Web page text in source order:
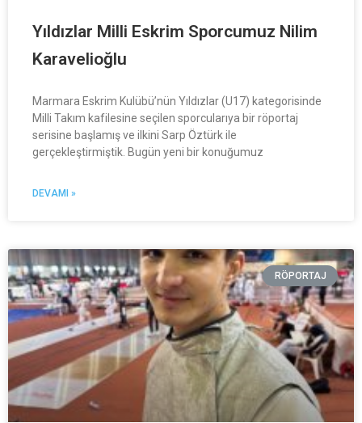
Yıldızlar Milli Eskrim Sporcumuz Nilim
Karavelioğlu
Marmara Eskrim Kulübü’nün Yıldızlar (U17) kategorisinde
Milli Takım kafilesine seçilen sporcularıya bir röportaj
serisine başlamış ve ilkini Sarp Öztürk ile
gerçekleştirmiştik. Bugün yeni bir konuğumuz
DEVAMI »
RÖPORTAJ